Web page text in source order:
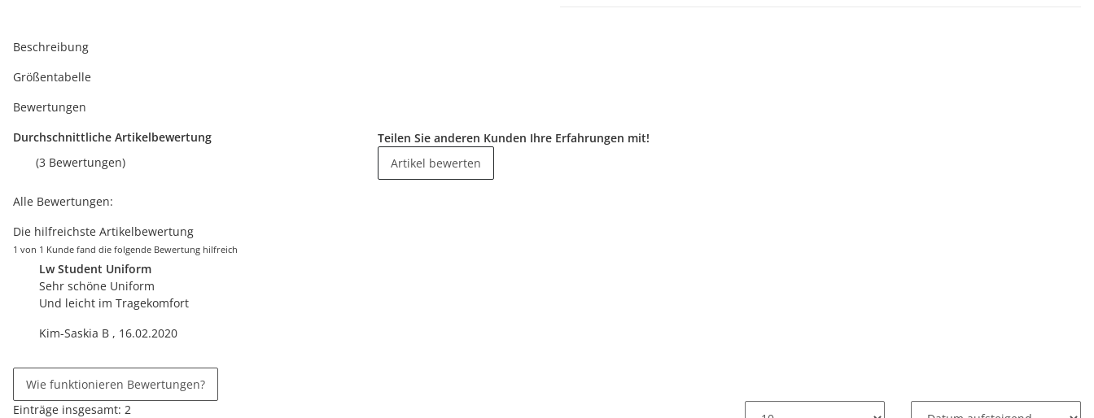
Beschreibung
Größentabelle
Bewertungen
Durchschnittliche Artikelbewertung
(3 Bewertungen)
Teilen Sie anderen Kunden Ihre Erfahrungen mit!
Artikel bewerten
Alle Bewertungen:
Die hilfreichste Artikelbewertung
1 von 1 Kunde fand die folgende Bewertung hilfreich
Lw Student Uniform
Sehr schöne Uniform
Und leicht im Tragekomfort
Kim-Saskia B , 16.02.2020
Wie funktionieren Bewertungen?
Einträge insgesamt: 2